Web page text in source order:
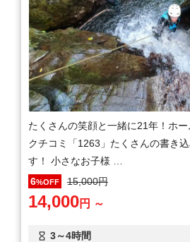
たくさんの笑顔と一緒に21年！ホー
クチコミ「1263」たくさんの書き
す！ 小さなお子様 …
3～4時間
6%OFF 15,000円
14,000円 ～